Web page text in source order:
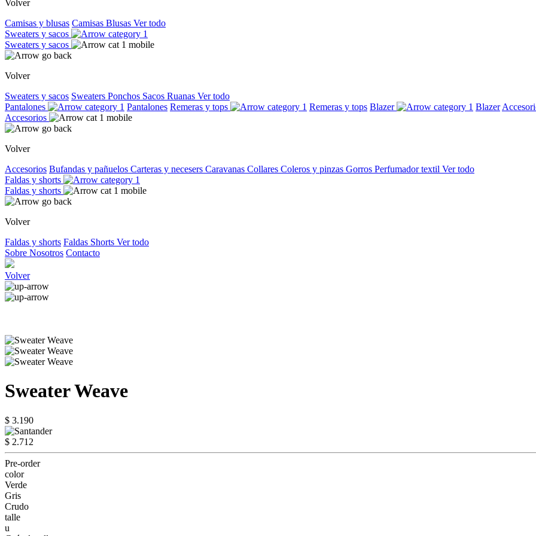
Volver
Camisas y blusas Camisas Blusas Ver todo
Sweaters y sacos
Sweaters y sacos
Volver
Sweaters y sacos Sweaters Ponchos Sacos Ruanas Ver todo
Pantalones
Pantalones Remeras y tops Remeras y tops Blazer Blazer
Accesorios
Volver
Accesorios Bufandas y pañuelos Carteras y necesers Caravanas Collares Coleros y pinzas Gorros Perfumador textil Ver todo
Faldas y shorts
Faldas y shorts
Volver
Faldas y shorts Faldas Shorts Ver todo
Sobre Nosotros Contacto
Volver
Sweater Weave
$ 3.190
$ 2.712
Pre-order
color
Verde
Gris
Crudo
talle
u